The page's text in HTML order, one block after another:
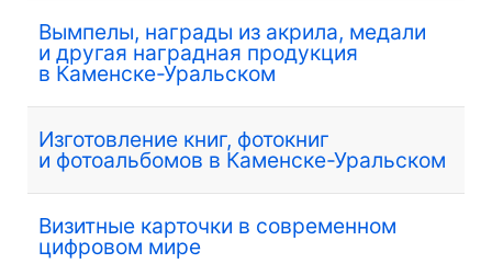
Вымпелы, награды из акрила, медали
и другая наградная продукция
в Каменске-Уральском
Изготовление книг, фотокниг
и фотоальбомов в Каменске-Уральском
Визитные карточки в современном
цифровом мире